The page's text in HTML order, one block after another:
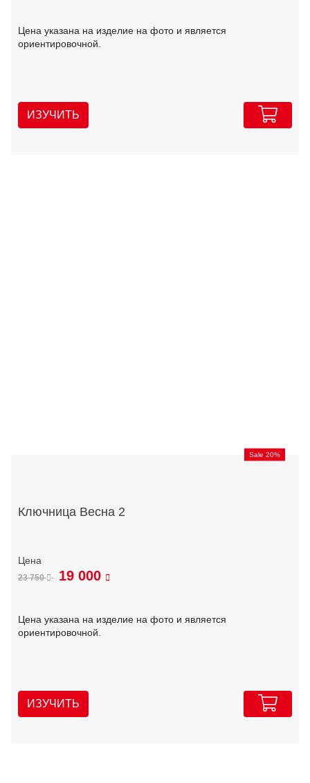
Цена указана на изделие на фото и является
ориентировочной.
ИЗУЧИТЬ
Sale 20%
Ключница Весна 2
23 750 19 000
Цена указана на изделие на фото и является
ориентировочной.
ИЗУЧИТЬ